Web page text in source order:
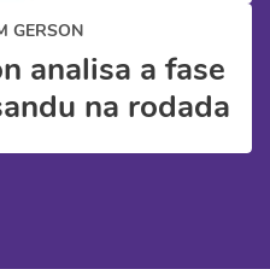
GERSON
analisa a fase
na rodada